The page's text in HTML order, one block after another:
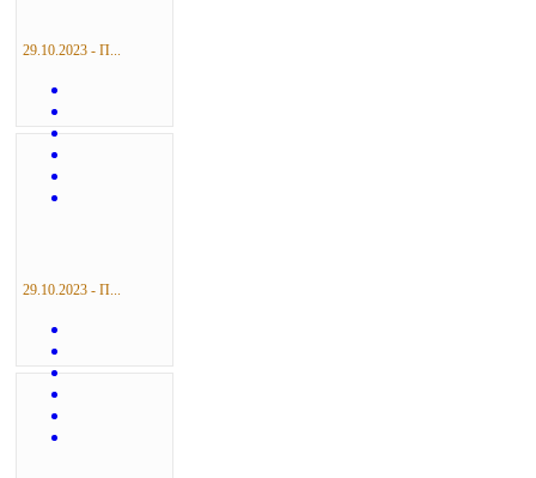
29.10.2023 - П...
29.10.2023 - П...